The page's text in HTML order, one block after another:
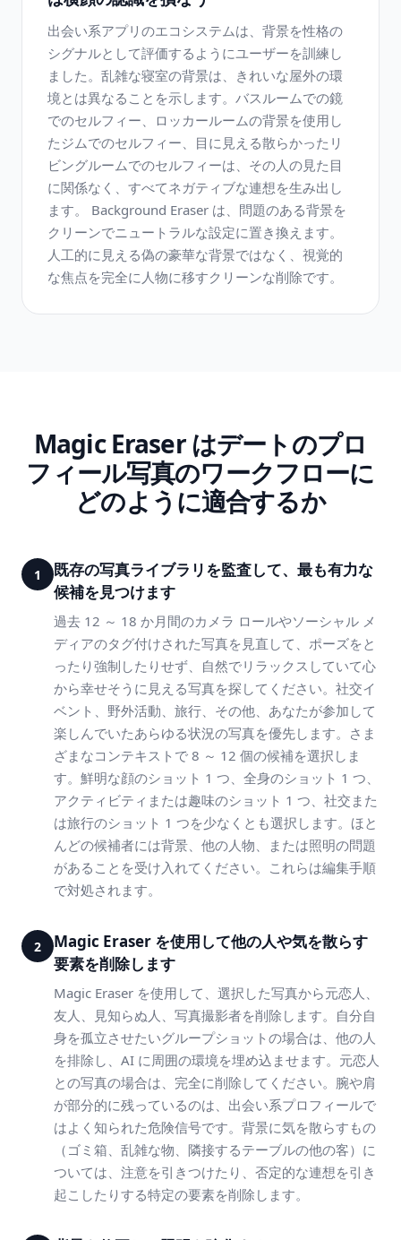
出会い系アプリのエコシステムは、背景を性格の
シグナルとして評価するようにユーザーを訓練し
ました。乱雑な寝室の背景は、きれいな屋外の環
境とは異なることを示します。バスルームでの鏡
でのセルフィー、ロッカールームの背景を使用し
たジムでのセルフィー、目に見える散らかったリ
ビングルームでのセルフィーは、その人の見た目
に関係なく、すべてネガティブな連想を生み出し
ます。 Background Eraser は、問題のある背景を
クリーンでニュートラルな設定に置き換えます。
人工的に見える偽の豪華な背景ではなく、視覚的
な焦点を完全に人物に移すクリーンな削除です。
Magic Eraser はデートのプロ
フィール写真のワークフローに
どのように適合するか
1
既存の写真ライブラリを監査して、最も有力な
候補を見つけます
過去 12 ～ 18 か月間のカメラ ロールやソーシャル メ
ディアのタグ付けされた写真を見直して、ポーズをと
ったり強制したりせず、自然でリラックスしていて心
から幸せそうに見える写真を探してください。社交イ
ベント、野外活動、旅行、その他、あなたが参加して
楽しんでいたあらゆる状況の写真を優先します。さま
ざまなコンテキストで 8 ～ 12 個の候補を選択しま
す。鮮明な顔のショット 1 つ、全身のショット 1 つ、
アクティビティまたは趣味のショット 1 つ、社交また
は旅行のショット 1 つを少なくとも選択します。ほと
んどの候補者には背景、他の人物、または照明の問題
があることを受け入れてください。これらは編集手順
で対処されます。
2
Magic Eraser を使用して他の人や気を散らす
要素を削除します
Magic Eraser を使用して、選択した写真から元恋人、
友人、見知らぬ人、写真撮影者を削除します。自分自
身を孤立させたいグループショットの場合は、他の人
を排除し、AI に周囲の環境を埋め込ませます。元恋人
との写真の場合は、完全に削除してください。腕や肩
が部分的に残っているのは、出会い系プロフィールで
はよく知られた危険信号です。背景に気を散らすもの
（ゴミ箱、乱雑な物、隣接するテーブルの他の客）に
ついては、注意を引きつけたり、否定的な連想を引き
起こしたりする特定の要素を削除します。